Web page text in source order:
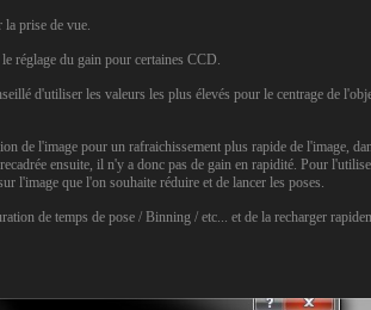
prise de vue.
réglage du gain pour certaines CCD.
d'utiliser les valeurs les plus élevés pour le centrage de
de l'image pour un rafraichissement plus rapide de l'image,
ensuite, il n'y a donc pas de gain en rapidité. Pour
l'image que l'on souhaite réduire et de lancer les poses.
de temps de pose / Binning / etc... et de la recharger